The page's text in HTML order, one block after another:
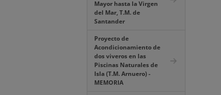
Mayor hasta la Virgen
del Mar, T.M. de
Santander
Proyecto de
Acondicionamiento de
dos viveros en las
Piscinas Naturales de
Isla (T.M. Arnuero) -
MEMORIA